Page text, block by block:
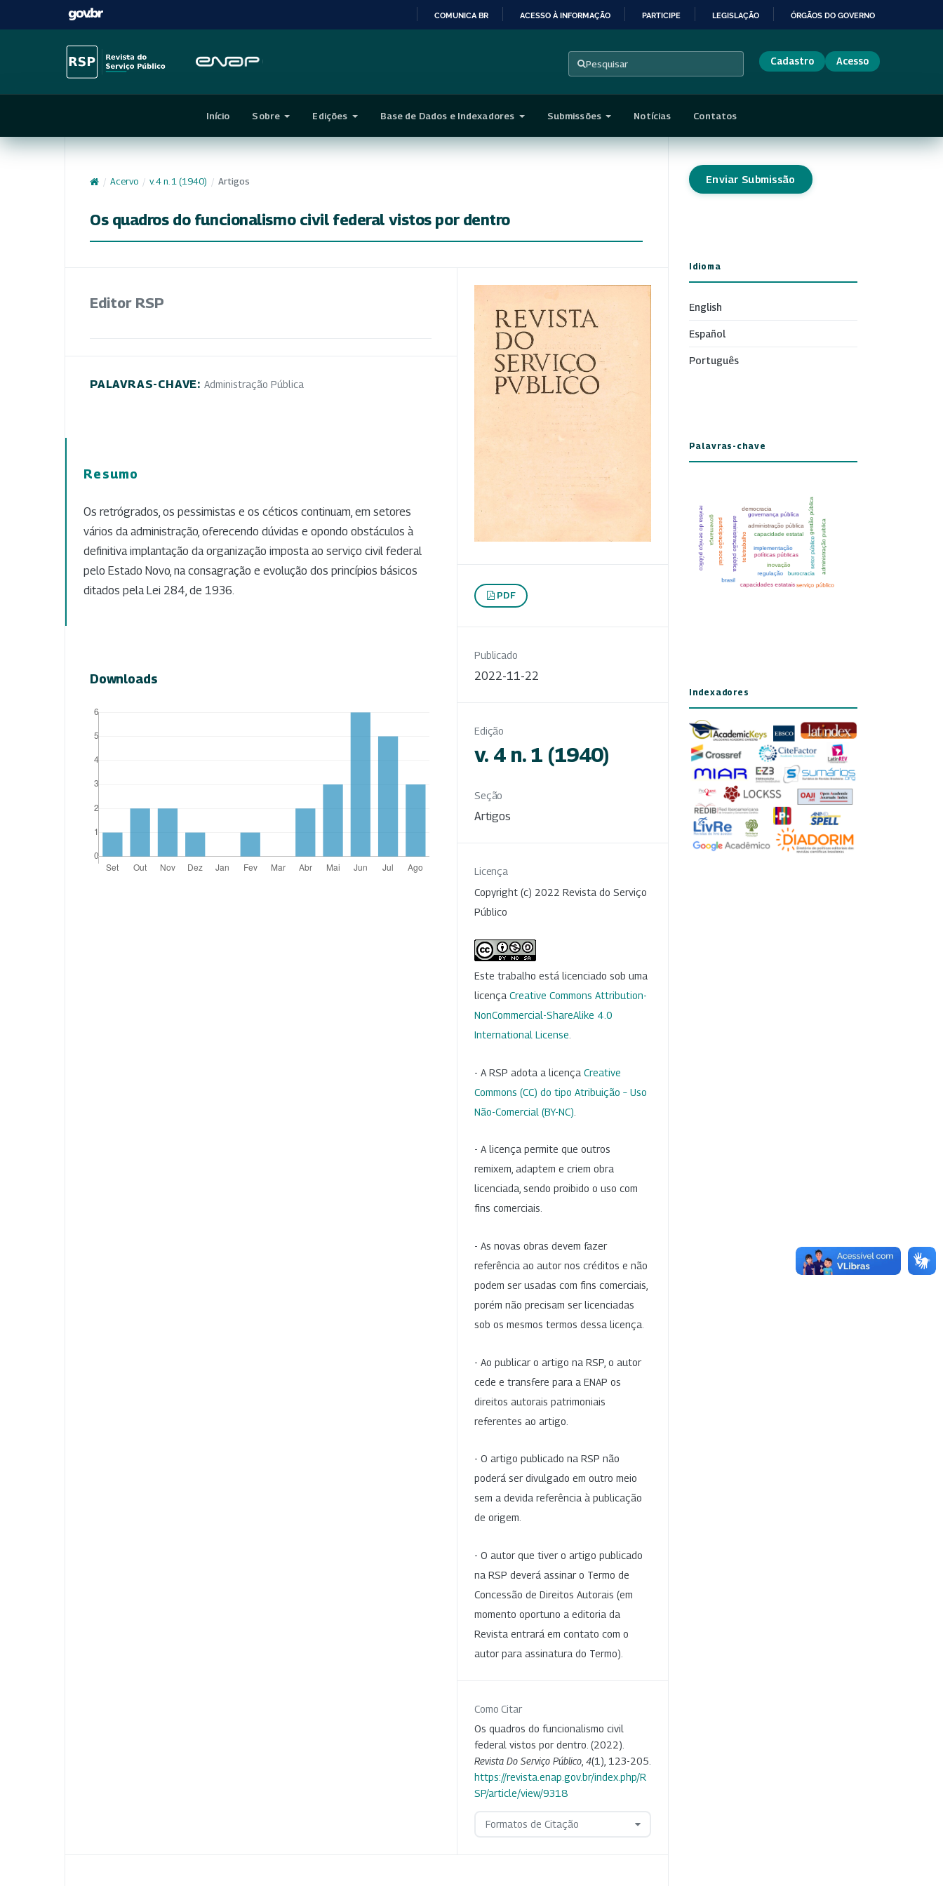
CONTEÚDO
COMUNICA BR ACESSO À INFORMAÇÃO PARTICIPE LEGISLAÇÃO ÓRGÃOS DO GOVERNO
Pesquisar Cadastro Acesso
Início Sobre Edições Base de Dados e Indexadores Submissões Notícias Contatos
/ Acervo / v. 4 n. 1 (1940) / Artigos
Os quadros do funcionalismo civil federal vistos por dentro
Editor RSP
PALAVRAS-CHAVE: Administração Pública
Resumo
Os retrógrados, os pessimistas e os céticos continuam, em setores
vários da administração, oferecendo dúvidas e opondo obstáculos à
definitiva implantação da organização imposta ao serviço civil federal
pelo Estado Novo, na consagração e evolução dos princípios básicos
ditados pela Lei 284, de 1936.
Downloads
PDF
Publicado
2022-11-22
Edição
v. 4 n. 1 (1940)
Seção
Artigos
Licença
Copyright (c) 2022 Revista do Serviço
Público
Este trabalho está licenciado sob uma
licença Creative Commons Attribution-
NonCommercial-ShareAlike 4.0
International License
- A RSP adota a licença Creative
Commons (CC) do tipo Atribuição – Uso
Não-Comercial (BY-NC)
- A licença permite que outros
remixem, adaptem e criem obra
licenciada, sendo proibido o uso com
fins comerciais.
- As novas obras devem fazer
referência ao autor nos créditos e não
podem ser usadas com fins comerciais,
porém não precisam ser licenciadas
sob os mesmos termos dessa licença.
- Ao publicar o artigo na RSP, o autor
cede e transfere para a ENAP os
direitos autorais patrimoniais
referentes ao artigo.
- O artigo publicado na RSP não
poderá ser divulgado em outro meio
sem a devida referência à publicação
de origem.
- O autor que tiver o artigo publicado
na RSP deverá assinar o Termo de
Concessão de Direitos Autorais (em
momento oportuno a editoria da
Revista entrará em contato com o
autor para assinatura do Termo).
Como Citar
Os quadros do funcionalismo civil
federal vistos por dentro. (2022).
Revista Do Serviço Público 4(1), 123-205.
https://revista.enap.gov.br/index.php/R
SP/article/view/9318
Formatos de Citação
Enviar Submissão
Idioma
English
Español
Português
Palavras-chave
Indexadores